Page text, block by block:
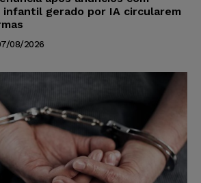
gerado por IA circularem
08/2026